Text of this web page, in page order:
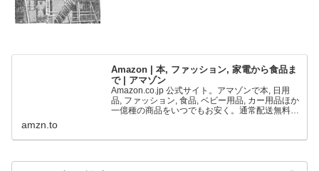
Amazon | 本, ファッション, 家電から食品ま
で | アマゾン
Amazon.co.jp 公式サイト。アマゾンで本, 日用
品, ファッション, 食品, ベビー用品, カー用品ほか
一億種の商品をいつでもお安く。通常配送無料
amzn.to